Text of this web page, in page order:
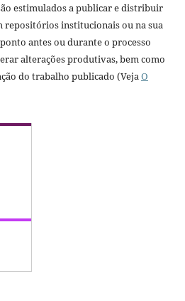
estimulados a publicar e distribuir
repositórios institucionais ou na sua
antes ou durante o processo
alterações produtivas, bem como
do trabalho publicado (VejaO